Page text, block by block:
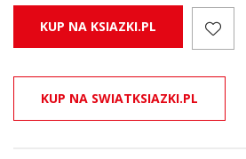
KUP NA KSIAZKI.PL
KUP NA SWIATKSIAZKI.PL